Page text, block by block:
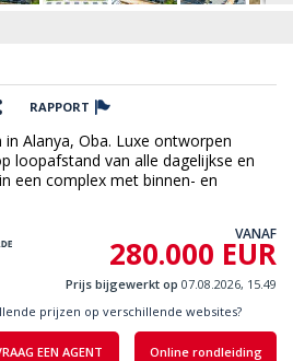
RAPPORT
Alanya, Oba. Luxe ontworpen
loopafstand van alle dagelijkse en
een complex met binnen- en
VANAF
280.000 EUR
Prijs bijgewerkt op 07.08.2026, 15.49
EEN AGENT Online rondleiding
prijzen op verschillende websites?